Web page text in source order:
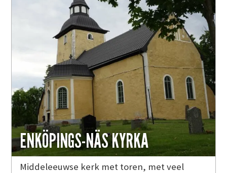
ENKÖPINGS-NÄS KYRKA
Middeleeuwse kerk met toren, met veel